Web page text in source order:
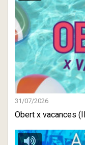
31/07/2026
Obert x vacances